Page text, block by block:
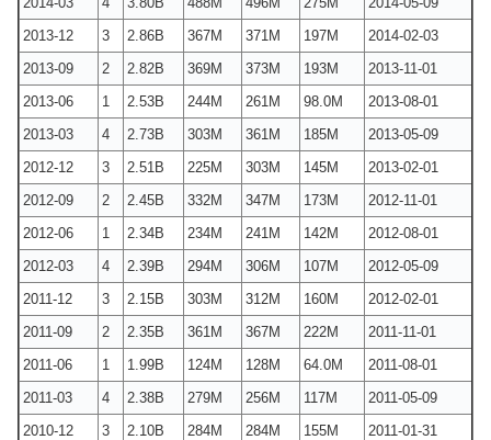
2013-12
3 2.86B 367M 371M 197M
2014-02-03
2013-09
2 2.82B 369M 373M 193M
2013-11-01
2013-06
1 2.53B 244M 261M 98.0M
2013-08-01
2013-03
4 2.73B 303M 361M 185M
2013-05-09
2012-12
3 2.51B 225M 303M 145M
2013-02-01
2012-09
2 2.45B 332M 347M 173M
2012-11-01
2012-06
1 2.34B 234M 241M 142M
2012-08-01
2012-03
4 2.39B 294M 306M 107M
2012-05-09
2011-12
3 2.15B 303M 312M 160M
2012-02-01
2011-09
2 2.35B 361M 367M 222M
2011-11-01
2011-06
1 1.99B 124M 128M 64.0M
2011-08-01
2011-03
4 2.38B 279M 256M 117M
2011-05-09
2010-12
3 2.10B 284M 284M 155M 2011-01-31